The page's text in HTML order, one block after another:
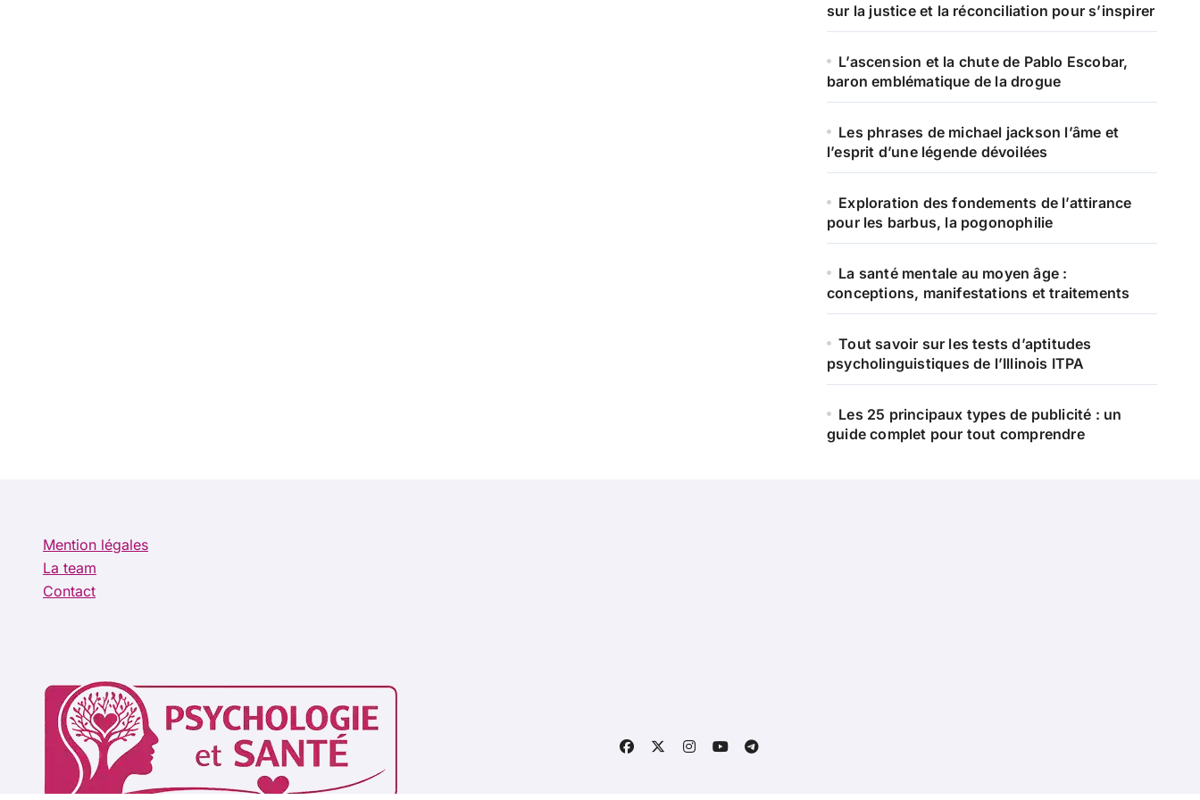
sur la justice et la réconciliation pour s’inspirer
L’ascension et la chute de Pablo Escobar,
baron emblématique de la drogue
Les phrases de michael jackson l’âme et
l’esprit d’une légende dévoilées
Exploration des fondements de l’attirance
pour les barbus, la pogonophilie
La santé mentale au moyen âge :
conceptions, manifestations et traitements
Tout savoir sur les tests d’aptitudes
psycholinguistiques de l’Illinois ITPA
Les 25 principaux types de publicité : un
guide complet pour tout comprendre
Mention légales
La team
Contact